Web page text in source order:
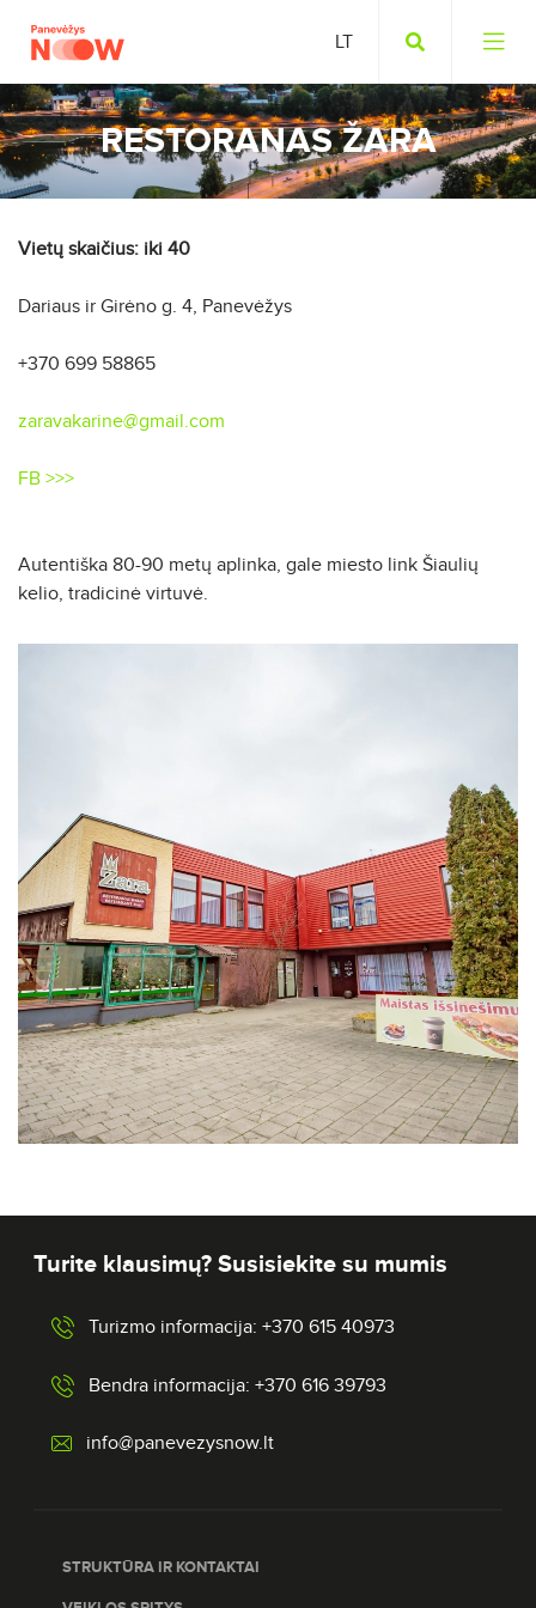
RESTORANAS ŽARA
Vietų skaičius: iki 40
Dariaus ir Girėno g. 4, Panevėžys
+370 699 58865
zaravakarine@gmail.com
FB >>>
Autentiška 80-90 metų aplinka, gale miesto link Šiaulių
kelio, tradicinė virtuvė.
Turite klausimų? Susisiekite su mumis
Turizmo informacija: +370 615 40973
Bendra informacija: +370 616 39793
info@panevezysnow.lt
STRUKTŪRA IR KONTAKTAI